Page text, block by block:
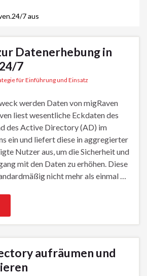
7 aus
Datenerhebung in
7
für Einführung und Einsatz
werden Daten von migRaven
liest wesentliche Eckdaten des
des Active Directory (AD) im
ein und liefert diese in aggregierter
Nutzer aus, um die Sicherheit und
mit den Daten zu erhöhen. Diese
nicht mehr als einmal …
aufräumen und